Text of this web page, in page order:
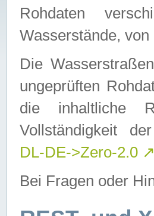
Rohdaten
Wasserstände,
Die
ungeprüften
die inhaltliche
Vollständigkeit
DL-DE->Zero-2.0 ↗
Bei Fragen oder